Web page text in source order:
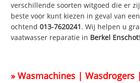
verschillende soorten witgoed die er
beste voor kunt kiezen in geval van
ochtend013-7620241. Wij helpen u
vaatwasser reparatie in Berkel Enschot!
» Wasmachines | Wasdrogers